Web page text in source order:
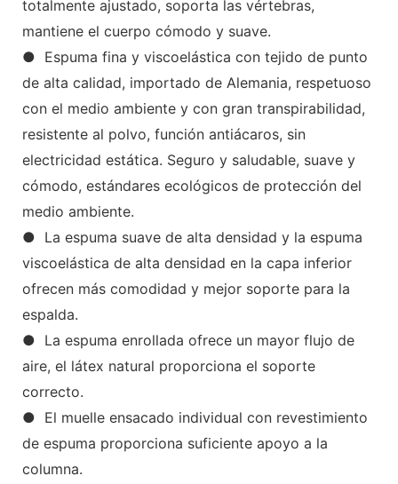
totalmente ajustado, soporta las vértebras,
mantiene el cuerpo cómodo y suave.
● Espuma fina y viscoelástica con tejido de punto
de alta calidad, importado de Alemania, respetuoso
con el medio ambiente y con gran transpirabilidad,
resistente al polvo, función antiácaros, sin
electricidad estática. Seguro y saludable, suave y
cómodo, estándares ecológicos de protección del
medio ambiente.
● La espuma suave de alta densidad y la espuma
viscoelástica de alta densidad en la capa inferior
ofrecen más comodidad y mejor soporte para la
espalda.
● La espuma enrollada ofrece un mayor flujo de
aire, el látex natural proporciona el soporte
correcto.
● El muelle ensacado individual con revestimiento
de espuma proporciona suficiente apoyo a la
columna.